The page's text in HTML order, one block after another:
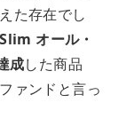
た存在でし
Slim オール・
成した商品
ァンドと言っ